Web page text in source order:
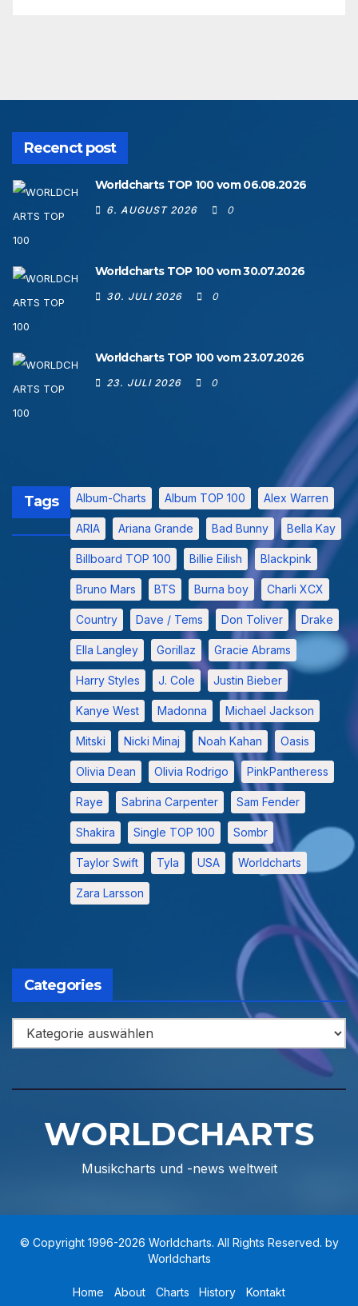
Recenct post
Worldcharts TOP 100 vom 06.08.2026
6. AUGUST 2026 0
Worldcharts TOP 100 vom 30.07.2026
30. JULI 2026 0
Worldcharts TOP 100 vom 23.07.2026
23. JULI 2026 0
Tags Album-Charts Album TOP 100 Alex Warren
ARIA Ariana Grande Bad Bunny Bella Kay
Billboard TOP 100 Billie Eilish Blackpink
Bruno Mars BTS Burna boy Charli XCX
Country Dave / Tems Don Toliver Drake
Ella Langley Gorillaz Gracie Abrams
Harry Styles J. Cole Justin Bieber
Kanye West Madonna Michael Jackson
Mitski Nicki Minaj Noah Kahan Oasis
Olivia Dean Olivia Rodrigo PinkPantheress
Raye Sabrina Carpenter Sam Fender
Shakira Single TOP 100 Sombr
Taylor Swift Tyla USA Worldcharts
Zara Larsson
Categories
Categories
WORLDCHARTS
Musikcharts und -news weltweit
© Copyright 1996-2026 Worldcharts. All Rights Reserved. by
Worldcharts
Home About Charts History Kontakt